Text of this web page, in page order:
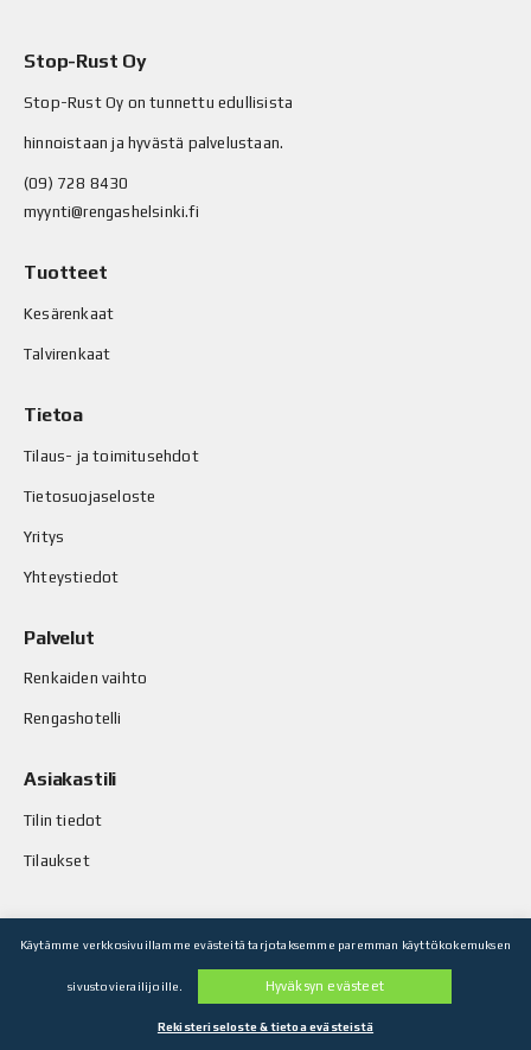
Stop-Rust Oy
Stop-Rust Oy on tunnettu edullisista
hinnoistaan ja hyvästä palvelustaan.
(09) 728 8430
myynti@rengashelsinki.fi
Tuotteet
Kesärenkaat
Talvirenkaat
Tietoa
Tilaus- ja toimitusehdot
Tietosuojaseloste
Yritys
Yhteystiedot
Palvelut
Renkaiden vaihto
Rengashotelli
Asiakastili
Tilin tiedot
Tilaukset
© Stop-Rust Oy. Kaikki oikeudet pidätetään.
Käytämme verkkosivuillamme evästeitä tarjotaksemme paremman käyttökokemuksen
sivustovierailijoille. Hyväksyn evästeet
Rekisteriseloste & tietoa evästeistä